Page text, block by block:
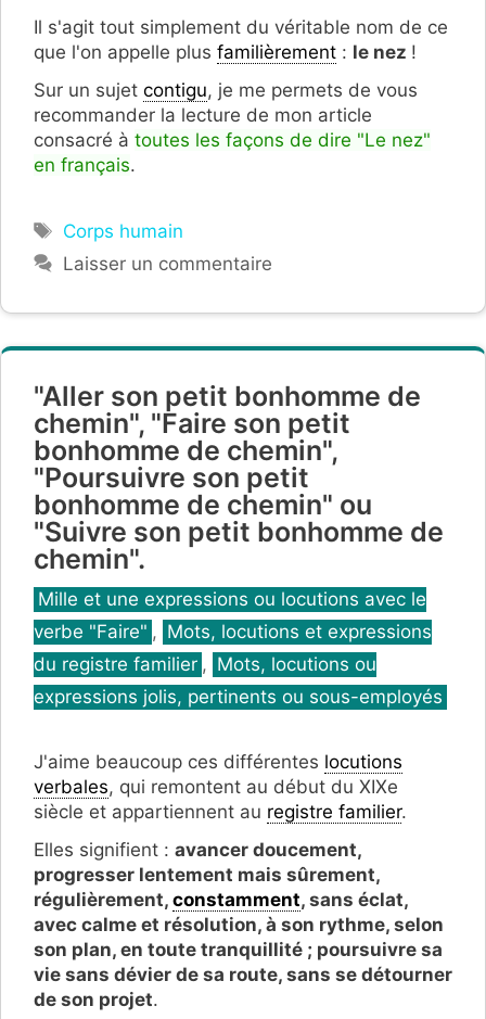
Il s'agit tout simplement du véritable nom de ce
que l'on appelle plus familièrement : le nez !
Sur un sujet contigu, je me permets de vous
recommander la lecture de mon article
consacré à toutes les façons de dire "Le nez"
en français.
Étiquettes
Corps humain
Laisser un commentaire
"Aller son petit bonhomme de
chemin", "Faire son petit
bonhomme de chemin",
"Poursuivre son petit
bonhomme de chemin" ou
"Suivre son petit bonhomme de
chemin".
Catégories
Mille et une expressions ou locutions avec le
verbe "Faire" , Mots, locutions et expressions
du registre familier , Mots, locutions ou
expressions jolis, pertinents ou sous-employés
J'aime beaucoup ces différentes locutions
verbales, qui remontent au début du XIXe
siècle et appartiennent au registre familier.
Elles signifient : avancer doucement,
progresser lentement mais sûrement,
régulièrement, constamment, sans éclat,
avec calme et résolution, à son rythme, selon
son plan, en toute tranquillité ; poursuivre sa
vie sans dévier de sa route, sans se détourner
de son projet.